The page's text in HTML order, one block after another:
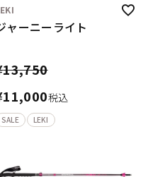
ャーニーライト
13,750
11,000税込
SALE LEKI